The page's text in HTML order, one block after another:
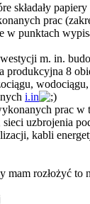
składały
prac
w punktach
m. in.
produkcyjna 8
i.in
prac w
uzbrojenia
kabli
mam rozłożyć to